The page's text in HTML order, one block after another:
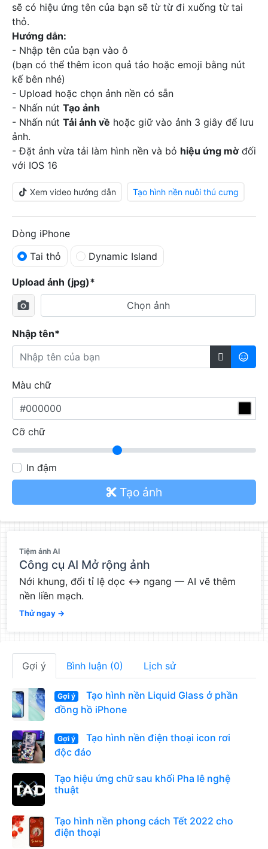
sẽ có hiệu ứng tên của bạn sẽ từ từ đi xuống từ tai
thỏ.
Hướng dẫn:
- Nhập tên của bạn vào ô
(bạn có thể thêm icon quả táo hoặc emoji bằng nút
kế bên nhé)
- Upload hoặc chọn ảnh nền có sẵn
- Nhấn nút Tạo ảnh
- Nhấn nút Tải ảnh về hoặc giữ vào ảnh 3 giây để lưu
ảnh.
- Đặt ảnh vừa tải làm hình nền và bỏ hiệu ứng mờ đối
với IOS 16
Xem video hướng dẫn Tạo hình nền nuôi thú cưng
Dòng iPhone
Tai thỏ
Dynamic Island
Upload ảnh (jpg)*
Chọn ảnh
Nhập tên*

Màu chữ
Cỡ chữ
In đậm
Tạo ảnh
Tiệm ảnh AI
Công cụ AI Mở rộng ảnh
Nới khung, đổi tỉ lệ dọc ↔ ngang — AI vẽ thêm
nền liền mạch.
Thử ngay →
Gợi ý Bình luận (0) Lịch sử
Gợi ý
Tạo hình nền Liquid Glass ở phần
đồng hồ iPhone
Gợi ý
Tạo hình nền điện thoại icon rơi
độc đáo
Tạo hiệu ứng chữ sau khối Pha lê nghệ
thuật
Tạo hình nền phong cách Tết 2022 cho
điện thoại